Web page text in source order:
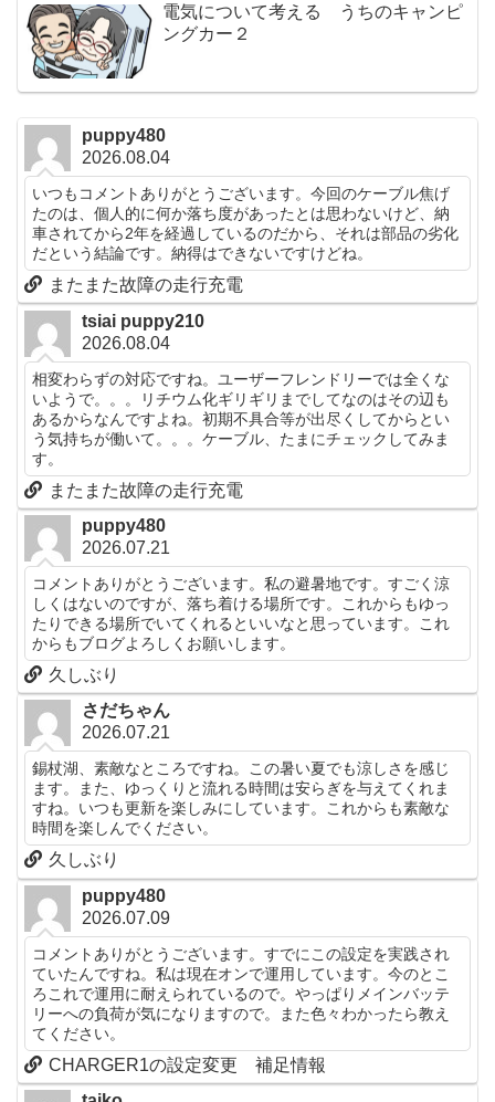
電気について考える うちのキャンピ
ングカー２
puppy480
2026.08.04
いつもコメントありがとうございます。今回のケーブル焦げ
たのは、個人的に何か落ち度があったとは思わないけど、納
車されてから2年を経過しているのだから、それは部品の劣化
だという結論です。納得はできないですけどね。
またまた故障の走行充電
tsiai puppy210
2026.08.04
相変わらずの対応ですね。ユーザーフレンドリーでは全くな
いようで。。。リチウム化ギリギリまでしてなのはその辺も
あるからなんですよね。初期不具合等が出尽くしてからとい
う気持ちが働いて。。。ケーブル、たまにチェックしてみま
す。
またまた故障の走行充電
puppy480
2026.07.21
コメントありがとうございます。私の避暑地です。すごく涼
しくはないのですが、落ち着ける場所です。これからもゆっ
たりできる場所でいてくれるといいなと思っています。これ
からもブログよろしくお願いします。
久しぶり
さだちゃん
2026.07.21
錫杖湖、素敵なところですね。この暑い夏でも涼しさを感じ
ます。また、ゆっくりと流れる時間は安らぎを与えてくれま
すね。いつも更新を楽しみにしています。これからも素敵な
時間を楽しんでください。
久しぶり
puppy480
2026.07.09
コメントありがとうございます。すでにこの設定を実践され
ていたんですね。私は現在オンで運用しています。今のとこ
ろこれで運用に耐えられているので。やっぱりメインバッテ
リーへの負荷が気になりますので。また色々わかったら教え
てください。
CHARGER1の設定変更 補足情報